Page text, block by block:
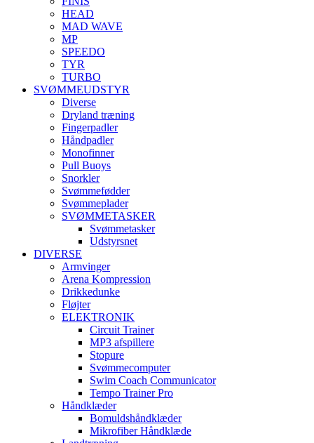
HEAD
MAD WAVE
MP
SPEEDO
TYR
TURBO
SVØMMEUDSTYR
Diverse
Dryland træning
Fingerpadler
Håndpadler
Monofinner
Pull Buoys
Snorkler
Svømmefødder
Svømmeplader
SVØMMETASKER
Svømmetasker
Udstyrsnet
DIVERSE
Armvinger
Arena Kompression
Drikkedunke
Fløjter
ELEKTRONIK
Circuit Trainer
MP3 afspillere
Stopure
Svømmecomputer
Swim Coach Communicator
Tempo Trainer Pro
Håndklæder
Bomuldshåndklæder
Mikrofiber Håndklæde